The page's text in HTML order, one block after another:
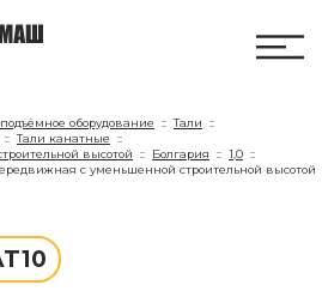
оборудование
Тали
Тали канатные
высотой
Болгария
1,0
с уменьшенной строительной высотой